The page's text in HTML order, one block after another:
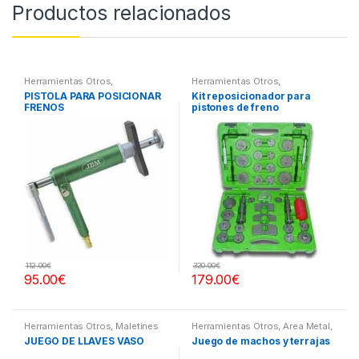
Productos relacionados
Herramientas Otros,
Herramientas Frenos y
Refrigeración
PISTOLA PARA POSICIONAR
FRENOS
95.00€
112.00€
Herramientas Otros,
Herramientas Frenos y
Refrigeración
Kit reposicionador para
pistones de freno
179.00€
320.00€
Herramientas Otros, Maletines
Herramientas, Extractores,
Compresímetros, otros
JUEGO DE LLAVES VASO
Herramientas Otros,Area Metal,
Roscas, Herramientas ,
Maletines Herramientas,
Juego de machos y terrajas